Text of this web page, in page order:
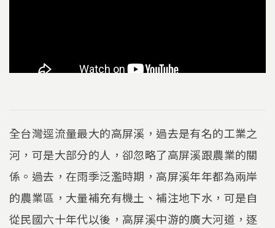
全台灣逕流量最大的高屏溪，過去是有名的工業之
河，可是大部分的人，卻忽略了高屏溪跟農業的關
係。過去，在雨季泛濫時期，高屏溪年年都為兩岸
的農業區，大量補充有機土、補注地下水，可是自
從民國六十年代以後，高屏溪中游的廣大河道，逐